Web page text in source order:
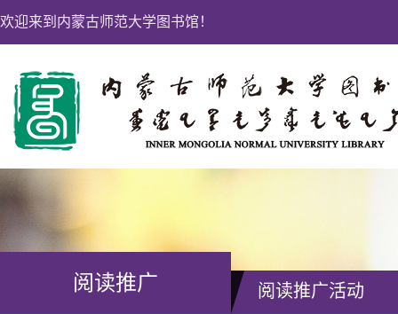
欢迎来到内蒙古师范大学图书馆！
阅读推广 阅读推广活动